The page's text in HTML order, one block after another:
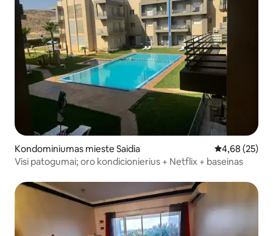
Kondominiumas mieste Saidia Vidutinis
4,68 (25)
Visi patogumai; oro kondicionierius + Netflix + baseinas